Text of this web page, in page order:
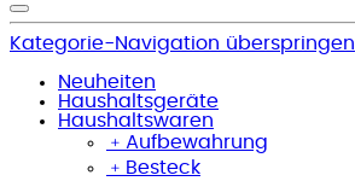
Kategorie-Navigation überspringen
Neuheiten
Haushaltsgeräte
Haushaltswaren
﹢ Aufbewahrung
﹢ Besteck